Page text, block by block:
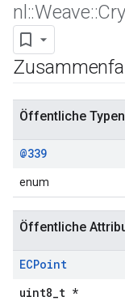
nl ::Weave::
Öffentliche Typen
@339
enum
Öffentliche
ECPoint
uint8_t *